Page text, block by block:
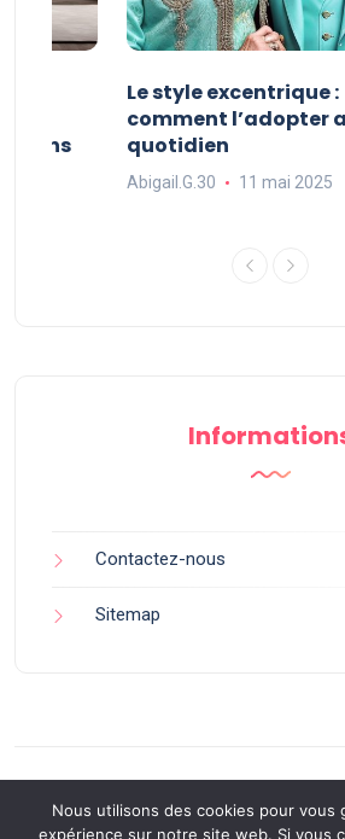
dans
Le style excentrique :
comment l’adopter
quotidien
Abigail.G.30 11 mai 2025
Contactez-nous
Sitemap
Nous utilisons des cookies pour vous
expérience sur notre site web. Si vous